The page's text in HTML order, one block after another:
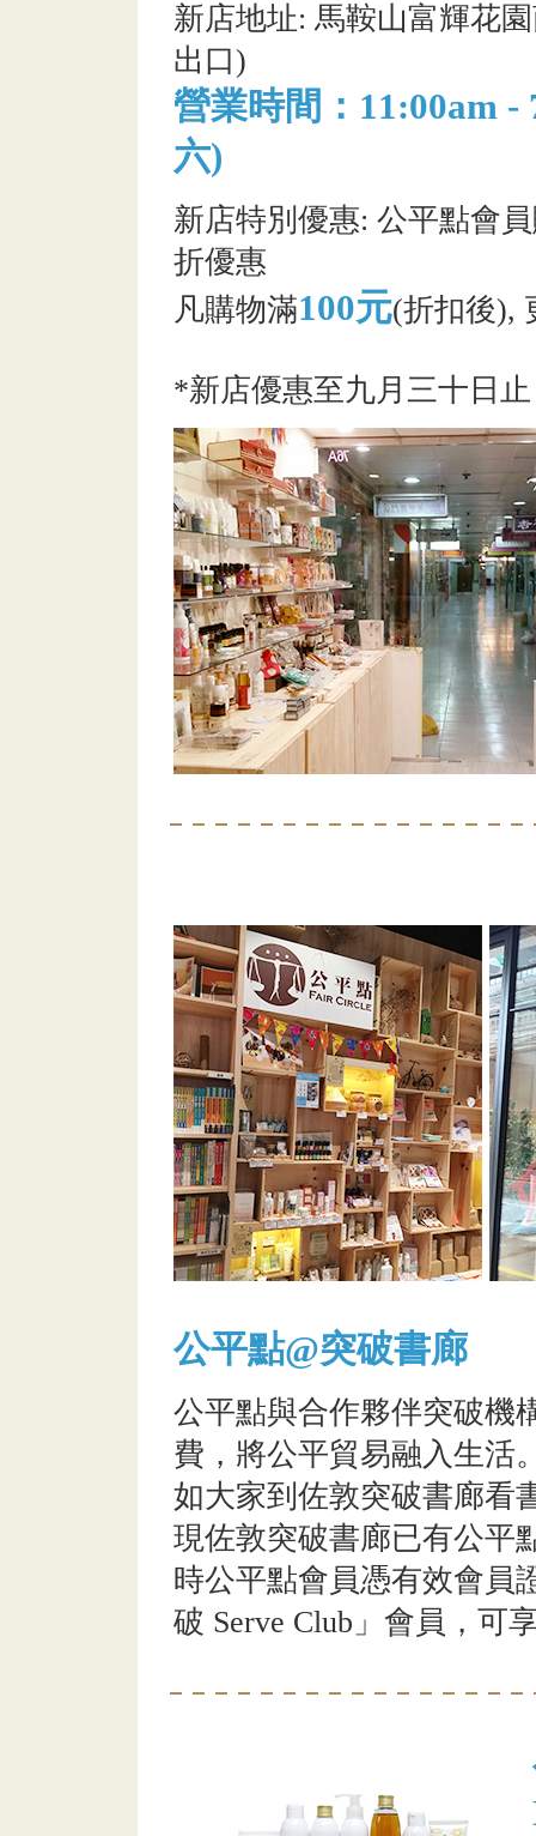
新店地址: 馬鞍山富輝花
出口)
營業時間：11:00am
六)
新店特別優惠: 公平點會
折優惠
凡購物滿100元(折扣後),
*新店優惠至九月三十日
公平點@突破書廊
公平點與合作夥伴突破機
費，將公平貿易融入生
如大家到佐敦突破書廊看
現佐敦突破書廊已有公平
時公平點會員憑有效會員
破 Serve Club」會員，可